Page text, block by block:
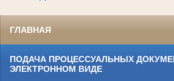
ГЛАВНАЯ
ПОДАЧА ПРОЦЕССУАЛЬНЫХ
ЭЛЕКТРОННОМ ВИДЕ